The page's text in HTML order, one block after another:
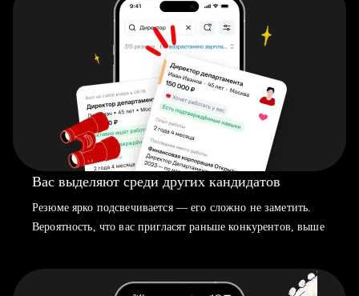
Вас выделяют среди других кандидатов
Резюме ярко подсвечивается — его сложно не заметить.
Вероятность, что вас пригласят раньше конкурентов, выше